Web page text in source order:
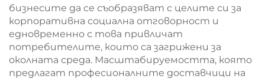
бизнесите да се съобразяват с целите си за
корпоративна социална отговорност и
едновременно с това привличат
потребителите, които са загрижени за
околната среда. Масштабируемостта, която
предлагат професионалните доставчици на